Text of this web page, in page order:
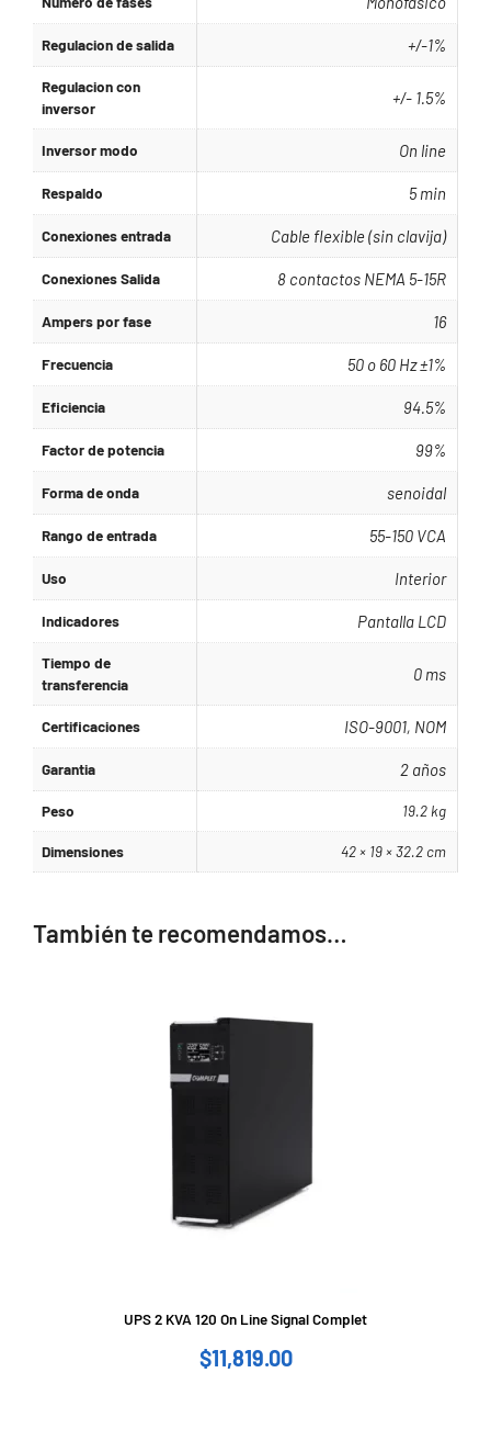
Regulacion de salida +/-1%
Regulacion con
inversor
+/- 1.5%
Inversor modo On line
Respaldo 5 min
Conexiones entrada Cable flexible (sin clavija)
Conexiones Salida 8 contactos NEMA 5-15R
Ampers por fase 16
Frecuencia 50 o 60 Hz ±1%
Eficiencia 94.5%
Factor de potencia 99%
Forma de onda senoidal
Rango de entrada 55-150 VCA
Uso Interior
Indicadores Pantalla LCD
Tiempo de
transferencia
0 ms
Certificaciones ISO-9001, NOM
Garantia 2 años
Peso 19.2 kg
Dimensiones 42 × 19 × 32.2 cm
También te recomendamos…
UPS 2 KVA 120 On Line Signal Complet
$11,819.00